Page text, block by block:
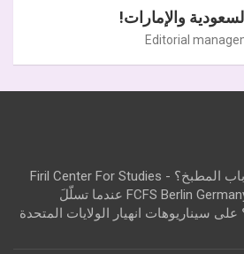
والإمارات!
Editorial
عندما تسلّلَ الجولاني من باب المطبخ؟ - Firil Center For Studies
FCFS Berlin Germany Dr. Jameel M. Shaheen عندما تسلّلَ
على سيناريوهات انهيار الولايات المتحدة